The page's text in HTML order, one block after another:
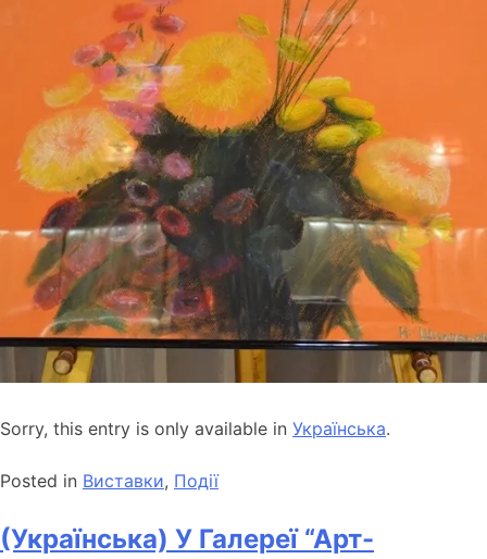
Sorry, this entry is only available in Українська.
Posted in Виставки, Події
(Українська) У Галереї “Арт-